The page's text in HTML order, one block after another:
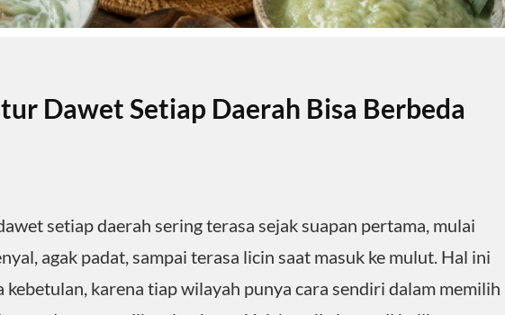
Dawet Setiap Daerah Bisa Berbeda
setiap daerah sering terasa sejak suapan pertama, mulai
agak padat, sampai terasa licin saat masuk ke mulut. Hal ini
kebetulan, karena tiap wilayah punya cara sendiri dalam memilih